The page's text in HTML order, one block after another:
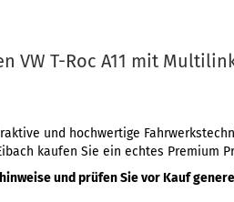
VW T-Roc A11 mit
und hochwertige
kaufen Sie ein echtes Premium
und prüfen Sie vor Kauf